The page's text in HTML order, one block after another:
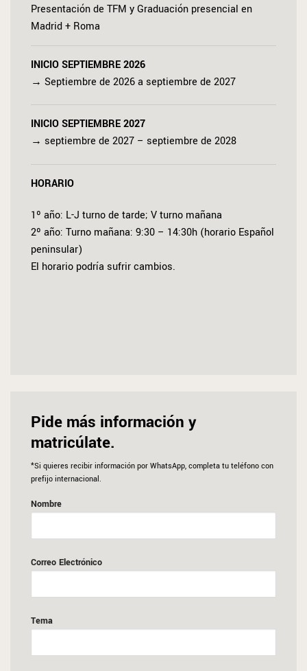
Presentación de TFM y Graduación presencial en
Madrid + Roma
INICIO SEPTIEMBRE 2026
→ Septiembre de 2026 a septiembre de 2027
INICIO SEPTIEMBRE 2027
→ septiembre de 2027 – septiembre de 2028
HORARIO
1º año: L-J turno de tarde; V turno mañana
2º año: Turno mañana: 9:30 – 14:30h (horario Español
peninsular)
El horario podría sufrir cambios.
Pide más información y
matricúlate.
*Si quieres recibir información por WhatsApp, completa tu teléfono con
prefijo internacional.
Nombre
Correo Electrónico
Tema